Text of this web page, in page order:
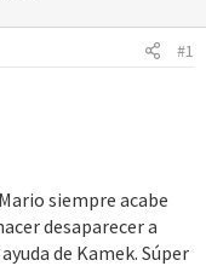
#1
siempre acabe
desaparecer a
de Kamek. Súper